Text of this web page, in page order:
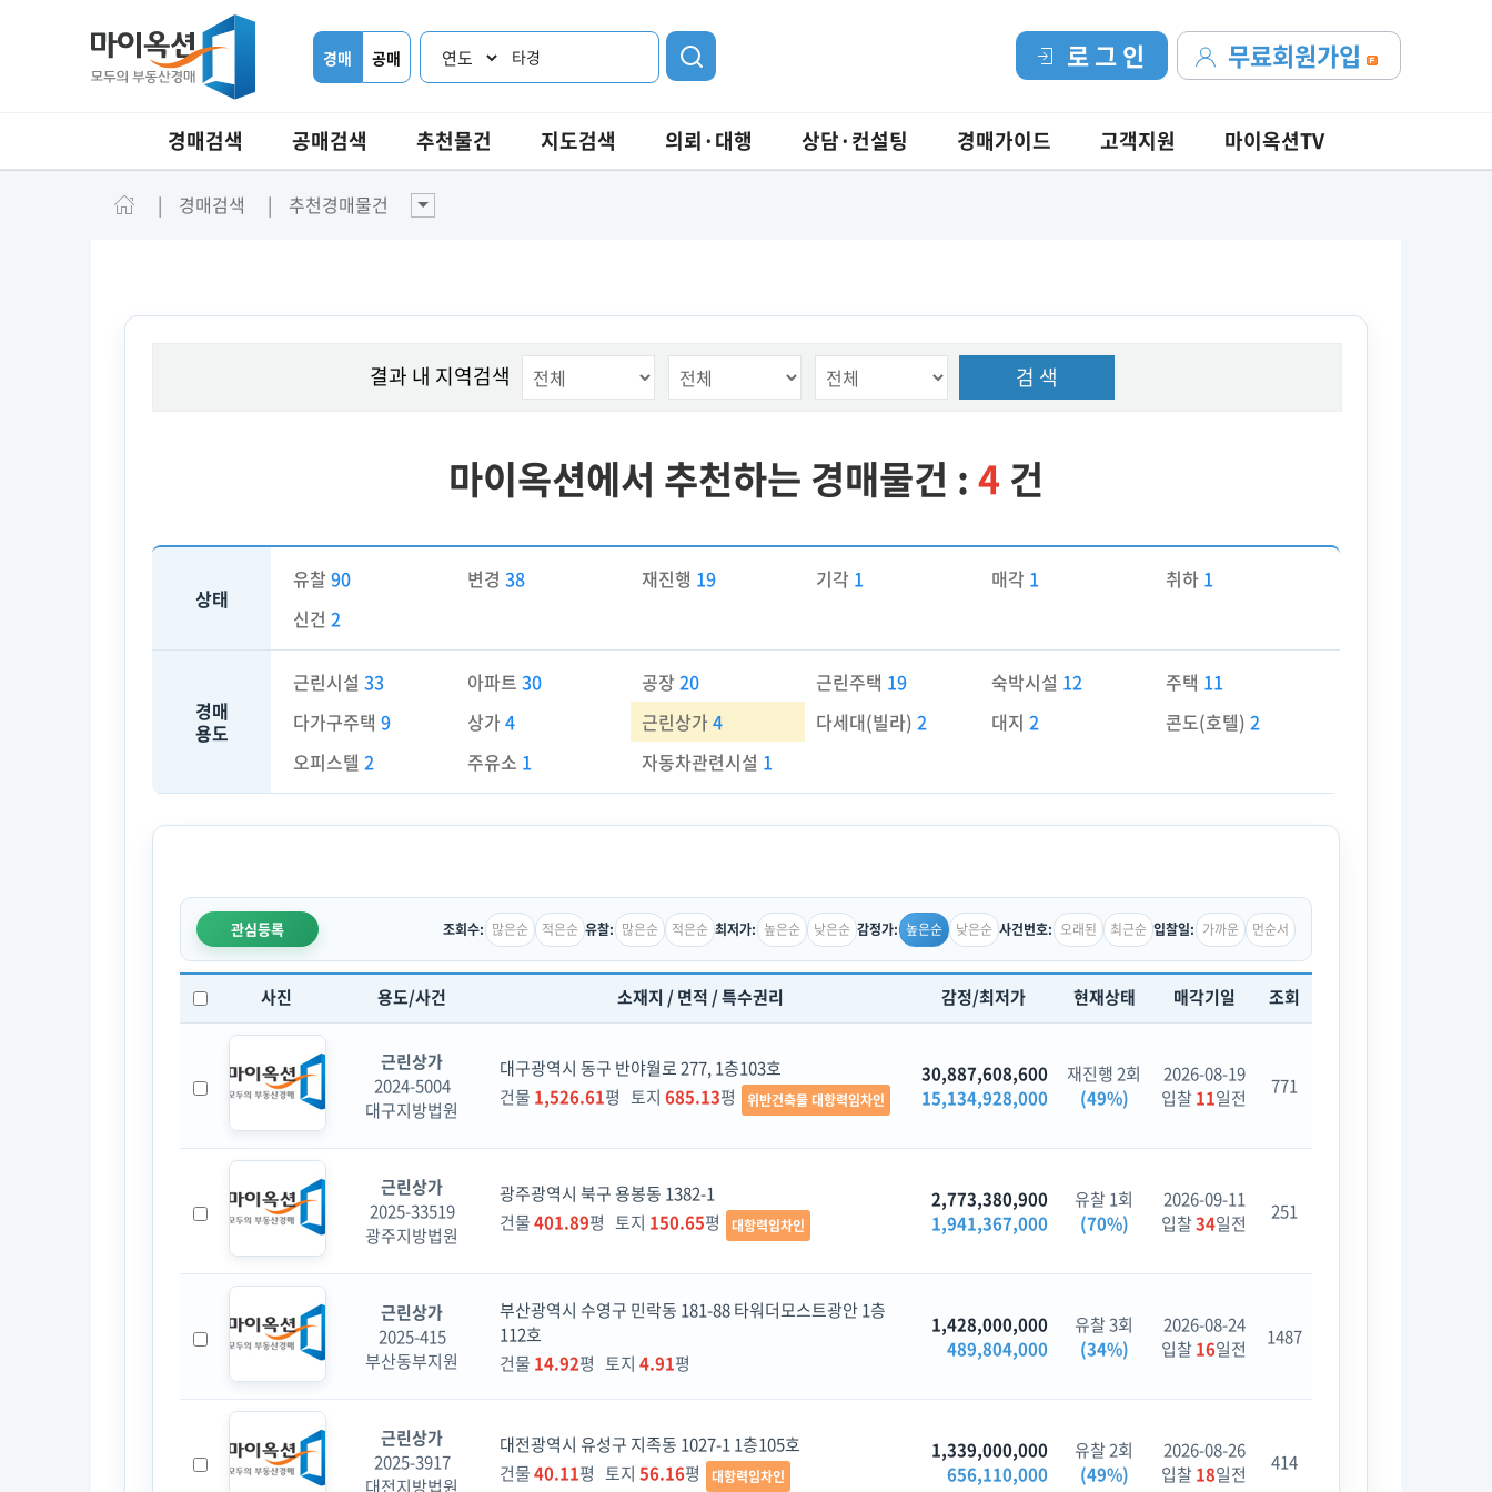
경매 공매 타경 무료회원가입
로 그 인
경매검색 공매검색 추천물건 지도검색 의뢰·대행 상담·컨설팅 경매가이드 고객지원 마이옥션TV
경매검색 추천경매물건
결과 내 지역검색 검 색
마이옥션에서 추천하는 경매물건 : 4 건
상태
유찰 90 변경38 재진행 19 기각 1 매각 1 취하 1
신건 2
경매
용도
근린시설 33 아파트30 공장20 근린주택 19 숙박시설 12 주택 11
다가구주택 9 상가4 근린상가4 다세대(빌라)2 대지 2 콘도(호텔) 2
오피스텔 2 주유소 1 자동차관련시설 1
관심등록 조회수: 많은순 적은순 유찰: 많은순 적은순 최저가: 높은순 낮은순 감정가: 높은순 낮은순 사건번호: 오래된 최근순 입찰일: 가까운 먼순서
사진 용도/사건 소재지 / 면적 / 특수권리 감정/최저가 현재상태 매각기일 조회
근린상가
2024-5004
대구지방법원
대구광역시 동구 반야월로 277, 1층103호
건물 1,526.61평 토지 685.13평 위반건축물 대항력임차인
30,887,608,600
15,134,928,000
재진행 2회
(49%)
2026-08-19
입찰11일전 771
근린상가
2025-33519
광주지방법원
광주광역시 북구 용봉동 1382-1
건물401.89평 토지 150.65평 대항력임차인
2,773,380,900
1,941,367,000
유찰 1회
(70%)
2026-09-11
입찰34일전 251
근린상가
2025-415
부산동부지원
부산광역시 수영구 민락동 181-88 타워더모스트광안 1층
112호
건물 14.92평 토지 4.91평
1,428,000,000
489,804,000
유찰 3회
(34%)
2026-08-24
입찰16일전 1487
근린상가
2025-3917
대전지방법원
대전광역시 유성구 지족동 1027-1 1층105호
건물40.11평 토지 56.16평 대항력임차인
1,339,000,000
656,110,000
유찰 2회
(49%)
2026-08-26
입찰18일전 414